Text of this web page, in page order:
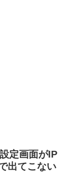
定画面がIP
出てこない